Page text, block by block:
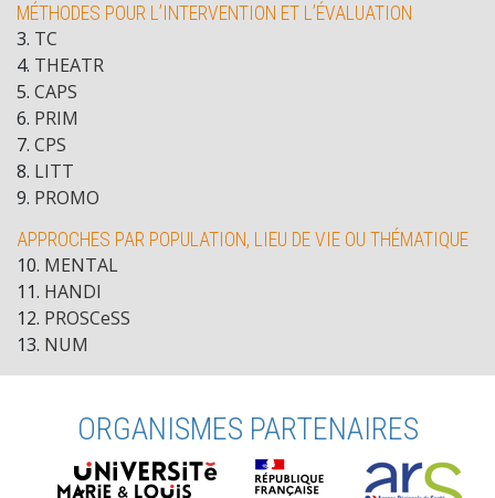
MÉTHODES POUR L’INTERVENTION ET L’ÉVALUATION
3. TC
4. THEATR
5. CAPS
6. PRIM
7. CPS
8. LITT
9. PROMO
APPROCHES PAR POPULATION, LIEU DE VIE OU THÉMATIQUE
10. MENTAL
11. HANDI
12. PROSCeSS
13. NUM
ORGANISMES PARTENAIRES